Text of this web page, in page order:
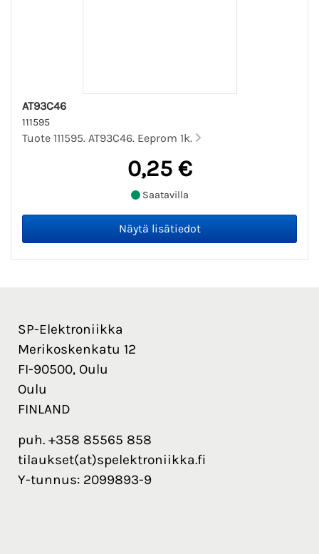
AT93C46
111595
Tuote 111595. AT93C46. Eeprom 1k.
0,25 €
Saatavilla
SP-Elektroniikka
Merikoskenkatu 12
FI-90500, Oulu
Oulu
FINLAND
puh. +358 85565 858
tilaukset(at)spelektroniikka.fi
Y-tunnus: 2099893-9